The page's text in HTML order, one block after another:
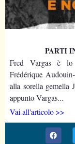
PARTI
Fred Vargas è lo
Frédérique
alla sorella gemella
appunto Vargas...
Vai all'articolo >>